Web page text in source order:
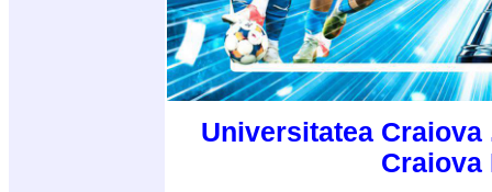
Universitatea
Craiova